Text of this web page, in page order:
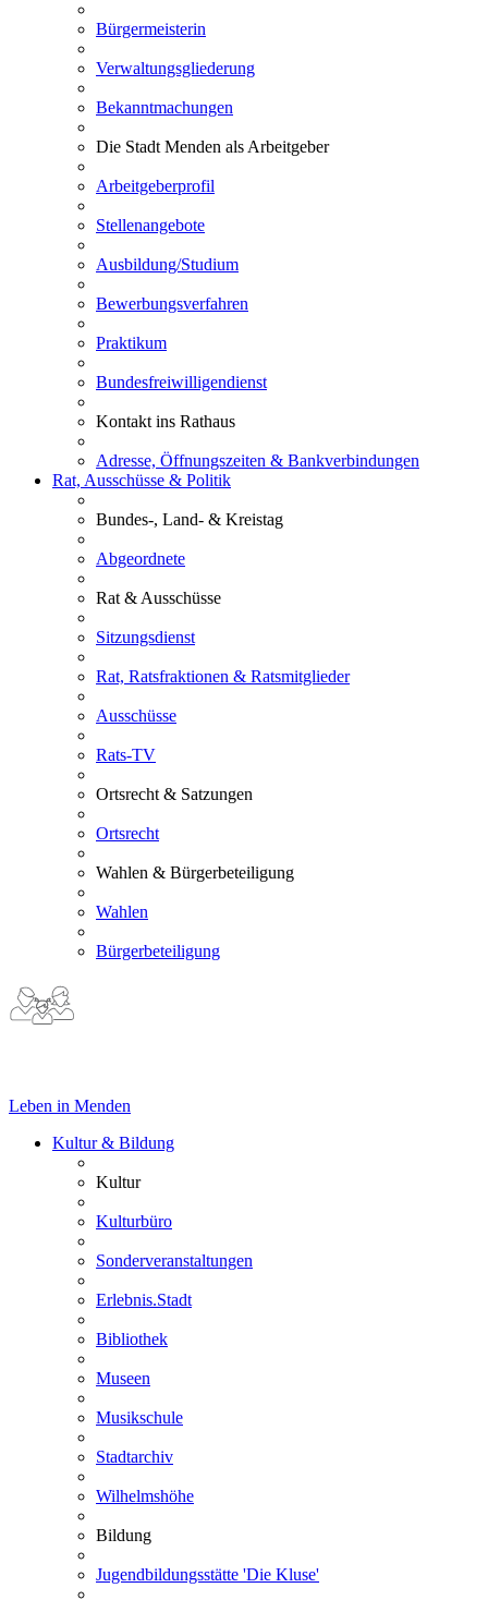
Bürgermeisterin
Verwaltungsgliederung
Bekanntmachungen
Die Stadt Menden als Arbeitgeber
Arbeitgeberprofil
Stellenangebote
Ausbildung/Studium
Bewerbungsverfahren
Praktikum
Bundesfreiwilligendienst
Kontakt ins Rathaus
Adresse, Öffnungszeiten & Bankverbindungen
Rat, Ausschüsse & Politik
Bundes-, Land- & Kreistag
Abgeordnete
Rat & Ausschüsse
Sitzungsdienst
Rat, Ratsfraktionen & Ratsmitglieder
Ausschüsse
Rats-TV
Ortsrecht & Satzungen
Ortsrecht
Wahlen & Bürgerbeteiligung
Wahlen
Bürgerbeteiligung
Leben in Menden
Kultur & Bildung
Kultur
Kulturbüro
Sonderveranstaltungen
Erlebnis.Stadt
Bibliothek
Museen
Musikschule
Stadtarchiv
Wilhelmshöhe
Bildung
Jugendbildungsstätte 'Die Kluse'